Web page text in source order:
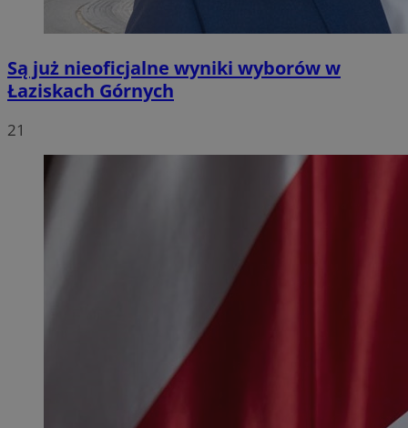
Są już nieoficjalne wyniki wyborów w
Łaziskach Górnych
21